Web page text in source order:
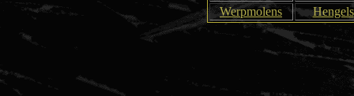
Werpmolens
Hengels